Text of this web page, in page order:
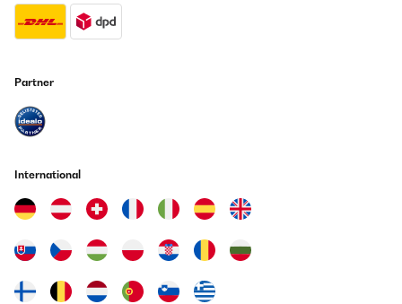
Partner
International